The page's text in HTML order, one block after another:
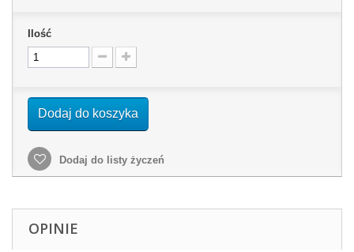
Ilość
Dodaj do koszyka
Dodaj do listy życzeń
OPINIE